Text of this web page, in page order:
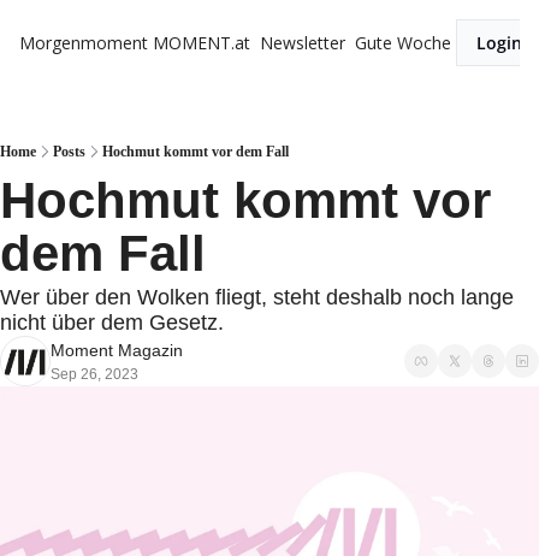
Morgenmoment MOMENT.at Newsletter Gute Woche Login
Home Posts Hochmut kommt vor dem Fall
Hochmut kommt vor
dem Fall
Wer über den Wolken fliegt, steht deshalb noch lange
nicht über dem Gesetz.
Moment Magazin
Sep 26, 2023